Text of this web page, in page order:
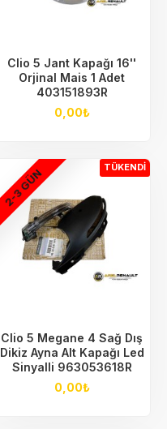
Clio 5 Jant Kapağı 16''
Orjinal Mais 1 Adet
403151893R
0,00₺
TÜKENDI
2-3 GÜN
Clio 5 Megane 4 Sağ Dış
Dikiz Ayna Alt Kapağı Led
Sinyalli 963053618R
0,00₺